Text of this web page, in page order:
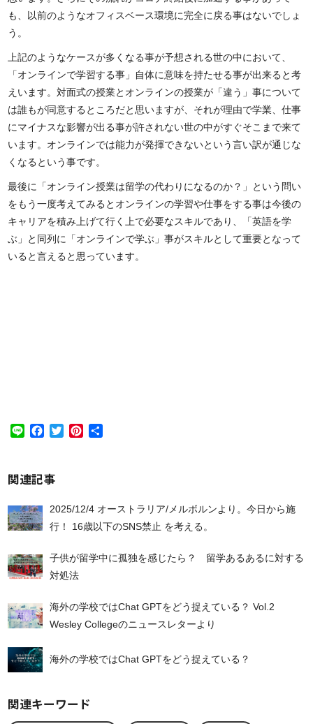
も、以前のようなオフィスベース環境に完全に戻る事はないでしょ
う。
上記のようなケースが多くなる事が予想される世の中において、
「オンラインで学習する事」自体に意味を持たせる事が出来ると考
えいます。対面式の授業とオンラインの授業が「違う」事について
は誰もが同意するところだと思いますが、それが理由で学業、仕事
にマイナスな影響が出る事が許されない世の中がすぐそこまで来て
います。オンラインでは能力が発揮できないという言い訳が通じな
くなるという事です。
最後に「オンライン授業は留学の代わりになるのか？」という問い
をもう一度考えてみるとオンラインの学習や仕事をする事は今後の
キャリアを積み上げて行く上で必要なスキルであり、「英語を学
ぶ」と同列に「オンラインで学ぶ」事がスキルとして重要となって
いると言えると思っています。
Line Facebook
TwitterPinterest
関連記事
2025/12/4 オーストラリア/メルボルンより。今日から施
行！ 16歳以下のSNS禁止 を考える。
子供が留学中に孤独を感じたら？ 留学あるあるに対する
対処法
海外の学校ではChat GPTをどう捉えている？ Vol.2
Wesley Collegeのニュースレターより
海外の学校ではChat GPTをどう捉えている？
関連キーワード